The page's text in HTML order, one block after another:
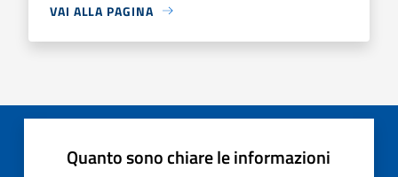
VAI ALLA PAGINA
Quanto sono chiare le informazioni